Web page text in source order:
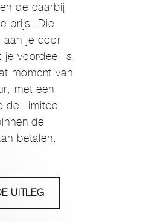
de daarbij
prijs. Die
aan je door
voordeel is.
moment van
met een
de Limited
de
betalen.
UITLEG